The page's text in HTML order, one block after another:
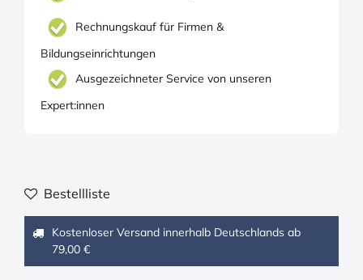
Rechnungskauf für Firmen &
Bildungseinrichtungen
Ausgezeichneter Service von unseren
Expert:innen
Bestellliste
Kostenloser Versand innerhalb Deutschlands ab
79,00 €